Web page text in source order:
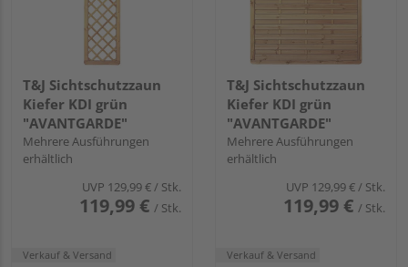
T&J Sichtschutzzaun
Kiefer KDI grün
"AVANTGARDE"
Mehrere Ausführungen
erhältlich
UVP 129,99 €/ Stk.
119,99 € / Stk.
Verkauf & Versand
T&J Sichtschutzzaun
Kiefer KDI grün
"AVANTGARDE"
Mehrere Ausführungen
erhältlich
UVP 129,99 €/ Stk.
119,99 € / Stk.
Verkauf & Versand